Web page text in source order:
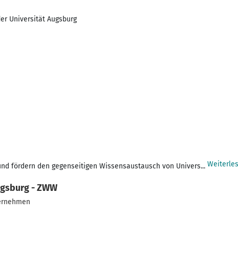
Universität Augsburg
fördern den gegenseitigen Wissensaustausch von Univers...
- ZWW